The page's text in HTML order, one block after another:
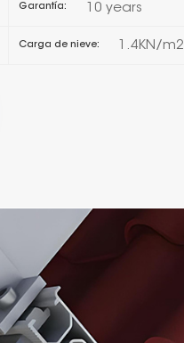
Garantía: 10 years
Carga de nieve: 1.4KN/m2